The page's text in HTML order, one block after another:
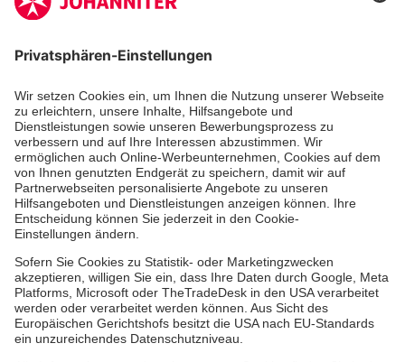
Erste-Hilfe-Kurse
Jobs
Ehrenamt
Freiwilligendienst
Johanniter-Jugend
Spendenprojekte
Kindertagesstätten
Einrichtungen